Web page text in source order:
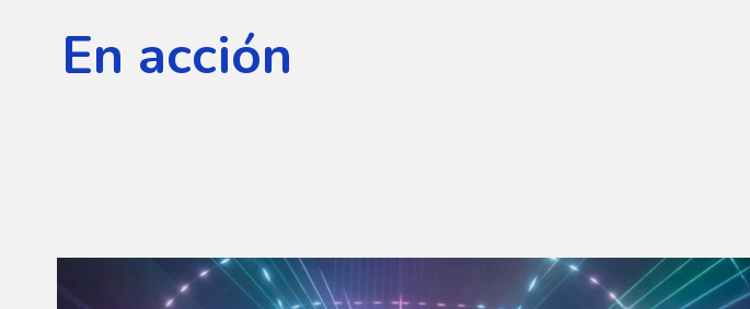
En acción